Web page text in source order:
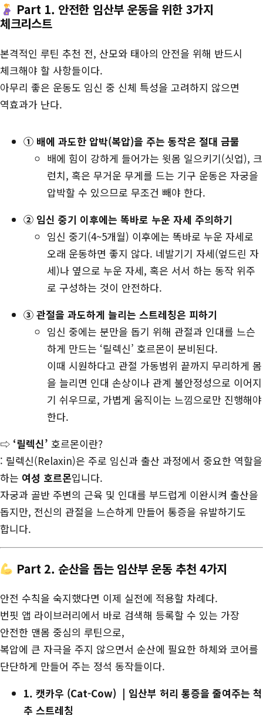
Part 1. 안전한 임산부 운동을 위한 3가지
체크리스트
본격적인 루틴 추천 전, 산모와 태아의 안전을 위해 반드시
체크해야 할 사항들이다.
아무리 좋은 운동도 임신 중 신체 특성을 고려하지 않으면
역효과가 난다.
① 배에 과도한 압박(복압)을 주는 동작은 절대 금물
배에 힘이 강하게 들어가는 윗몸 일으키기(싯업), 크
런치, 혹은 무거운 무게를 드는 기구 운동은 자궁을
압박할 수 있으므로 무조건 빼야 한다.
② 임신 중기 이후에는 똑바로 누운 자세 주의하기
임신 중기(4~5개월) 이후에는 똑바로 누운 자세로
오래 운동하면 좋지 않다. 네발기기 자세(엎드린 자
세)나 옆으로 누운 자세, 혹은 서서 하는 동작 위주
로 구성하는 것이 안전하다.
③ 관절을 과도하게 늘리는 스트레칭은 피하기
임신 중에는 분만을 돕기 위해 관절과 인대를 느슨
하게 만드는 ‘릴렉신’ 호르몬이 분비된다.
이때 시원하다고 관절 가동범위 끝까지 무리하게 몸
을 늘리면 인대 손상이나 관계 불안정성으로 이어지
기 쉬우므로, 가볍게 움직이는 느낌으로만 진행해야
한다.
⇨ ‘릴렉신’ 호르몬이란?
: 릴렉신(Relaxin)은 주로 임신과 출산 과정에서 중요한 역할을
하는 여성 호르몬입니다.
자궁과 골반 주변의 근육 및 인대를 부드럽게 이완시켜 출산을
돕지만, 전신의 관절을 느슨하게 만들어 통증을 유발하기도
합니다.
Part 2. 순산을 돕는 임산부 운동 추천 4가지
안전 수칙을 숙지했다면 이제 실전에 적용할 차례다.
번핏 앱 라이브러리에서 바로 검색해 등록할 수 있는 가장
안전한 맨몸 중심의 루틴으로,
복압에 큰 자극을 주지 않으면서 순산에 필요한 하체와 코어를
단단하게 만들어 주는 정석 동작들이다.
1. 캣카우 (Cat-Cow) | 임산부 허리 통증을 줄여주는 척
추 스트레칭